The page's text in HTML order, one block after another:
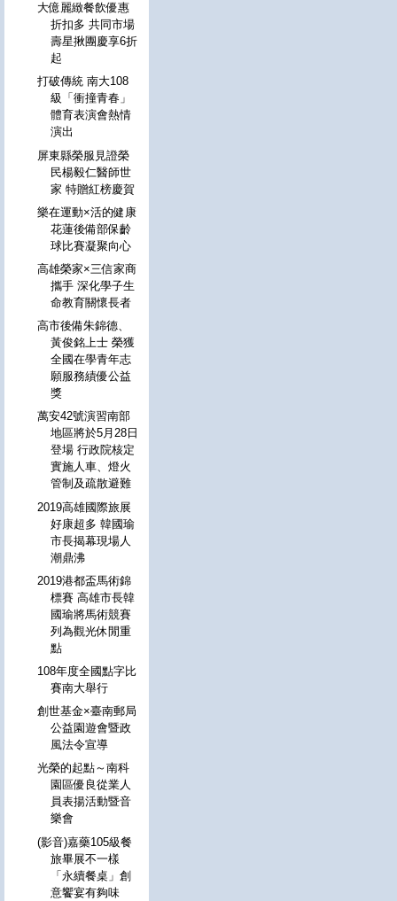
大億麗緻餐飲優惠
折扣多 共同市場
壽星揪團慶享6折
起
打破傳統 南大108
級「衝撞青春」
體育表演會熱情
演出
屏東縣榮服見證榮
民楊毅仁醫師世
家 特贈紅榜慶賀
樂在運動×活的健康
花蓮後備部保齡
球比賽凝聚向心
高雄榮家×三信家商
攜手 深化學子生
命教育關懷長者
高市後備朱錦德、
黃俊銘上士 榮獲
全國在學青年志
願服務績優公益
獎
萬安42號演習南部
地區將於5月28日
登場 行政院核定
實施人車、燈火
管制及疏散避難
2019高雄國際旅展
好康超多 韓國瑜
市長揭幕現場人
潮鼎沸
2019港都盃馬術錦
標賽 高雄市長韓
國瑜將馬術競賽
列為觀光休閒重
點
108年度全國點字比
賽南大舉行
創世基金×臺南郵局
公益園遊會暨政
風法令宣導
光榮的起點～南科
園區優良從業人
員表揚活動暨音
樂會
(影音)嘉藥105級餐
旅畢展不一樣
「永續餐桌」創
意饗宴有夠味